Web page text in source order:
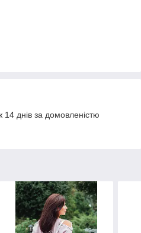
днів за домовленістю